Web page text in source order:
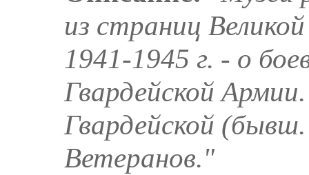
из страниц
1941-1945 г. - о
Гвардейской
Гвардейской
Ветеранов."